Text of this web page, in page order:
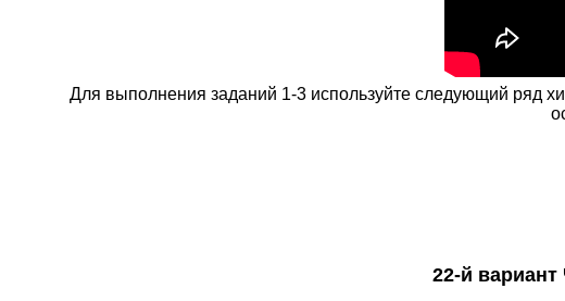
Для выполнения заданий 1-3 используйте следующий ряд
22-й